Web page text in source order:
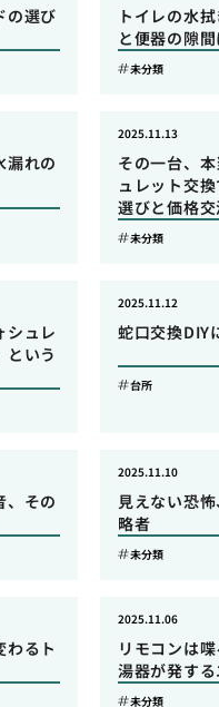
の選び
トイレの水
と便器の隙
未分類
漏れの
その一台、
ュレット交
選びと価格
2025.11.13
未分類
シュレ
という
蛇口交換DIY
2025.11.12
台所
、その
見えない恐
略者
2025.11.10
未分類
わるト
リモコンは
湯器が発す
2025.11.06
未分類